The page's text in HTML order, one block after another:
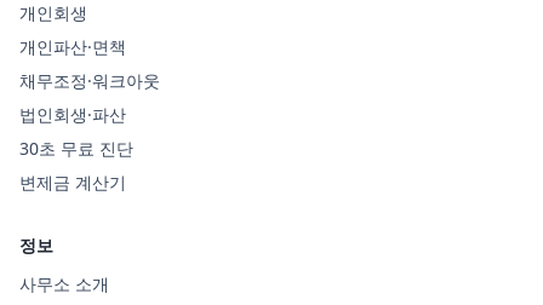
개인회생
개인파산·면책
채무조정·워크아웃
법인회생·파산
30초 무료 진단
변제금 계산기
정보
사무소 소개